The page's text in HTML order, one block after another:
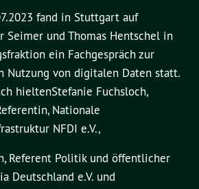
fand in Stuttgart auf
Seimer und Thomas Hentschel in
ein Fachgespräch zur
Nutzung von digitalen Daten statt.
hieltenStefanie Fuchsloch,
Nationale
NFDI e.V.,
Referent Politik und öffentlicher
Deutschland e.V. und